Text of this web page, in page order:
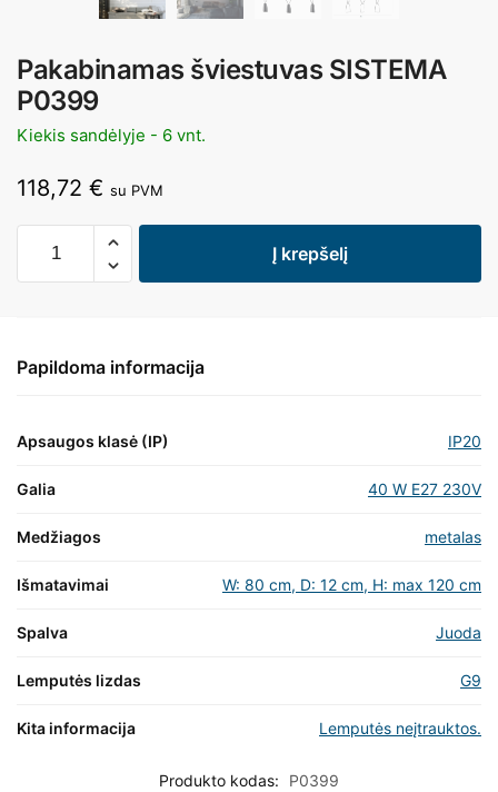
Pakabinamas šviestuvas SISTEMA
P0399
Kiekis sandėlyje - 6 vnt.
118,72 € su PVM
Į krepšelį
Papildoma informacija
Apsaugos klasė (IP) IP20
Galia 40 W E27 230V
Medžiagos metalas
Išmatavimai W: 80 cm, D: 12 cm, H: max 120 cm
Spalva Juoda
Lemputės lizdas G9
Kita informacija Lemputės neįtrauktos.
Produkto kodas:
P0399